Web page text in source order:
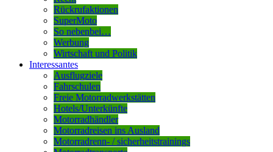
Rückrufaktionen
SuperMoto
So nebenbei…
Werbung
Wirtschaft und Politik
Interessantes
Ausflugziele
Fahrschulen
Freie Motorradwerkstätten
Hotels/Unterkünfte
Motorradhändler
Motorradreisen ins Ausland
Motorradrenn- / sicherheitstrainings